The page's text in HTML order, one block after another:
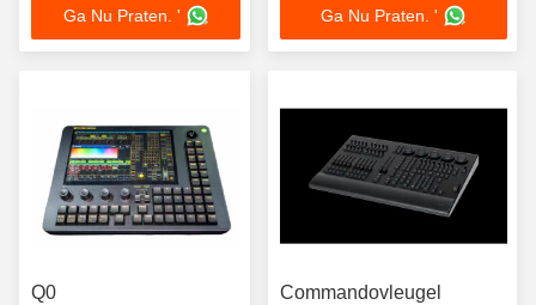
Ga Nu Praten. ' Ga Nu Praten. '
Q0 Commandovleugel